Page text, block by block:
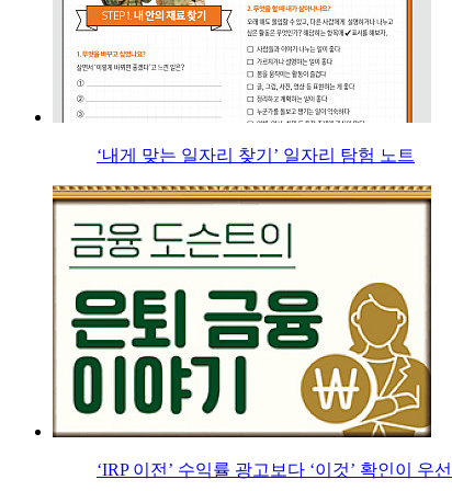
‘내게 맞는 일자리 찾기’ 일자리 탐험 노트
‘IRP 이전’ 수익률 광고보다 ‘이것’ 확인이 우선